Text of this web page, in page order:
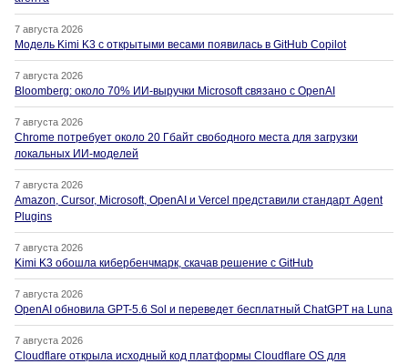
7 августа 2026
Модель Kimi K3 с открытыми весами появилась в GitHub Copilot
7 августа 2026
Bloomberg: около 70% ИИ-выручки Microsoft связано с OpenAI
7 августа 2026
Chrome потребует около 20 Гбайт свободного места для загрузки
локальных ИИ-моделей
7 августа 2026
Amazon, Cursor, Microsoft, OpenAI и Vercel представили стандарт Agent
Plugins
7 августа 2026
Kimi K3 обошла кибербенчмарк, скачав решение с GitHub
7 августа 2026
OpenAI обновила GPT-5.6 Sol и переведет бесплатный ChatGPT на Luna
7 августа 2026
Cloudflare открыла исходный код платформы Cloudflare OS для